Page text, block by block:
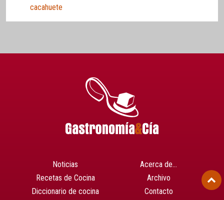
cacahuete
Noticias
Recetas de Cocina
Diccionario de cocina
Acerca de…
Archivo
Contacto